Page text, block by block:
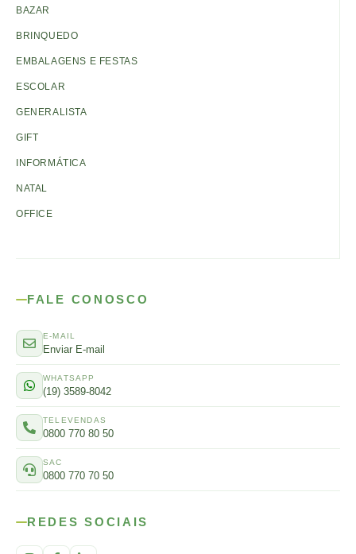
BAZAR
BRINQUEDO
EMBALAGENS E FESTAS
ESCOLAR
GENERALISTA
GIFT
INFORMÁTICA
NATAL
OFFICE
FALE CONOSCO
E-MAIL
Enviar E-mail
WHATSAPP
(19) 3589-8042
TELEVENDAS
0800 770 80 50
SAC
0800 770 70 50
REDES SOCIAIS